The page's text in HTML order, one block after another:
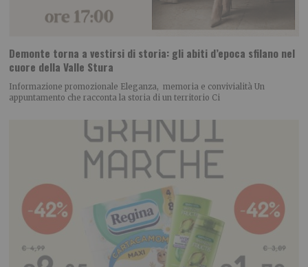
Demonte torna a vestirsi di storia: gli abiti d’epoca sfilano nel
cuore della Valle Stura
Informazione promozionale Eleganza, memoria e convivialità Un
appuntamento che racconta la storia di un territorio Ci